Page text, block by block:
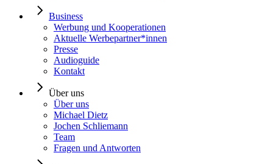
Business
Werbung und Kooperationen
Aktuelle Werbepartner*innen
Presse
Audioguide
Kontakt
Über uns
Über uns
Michael Dietz
Jochen Schliemann
Team
Fragen und Antworten